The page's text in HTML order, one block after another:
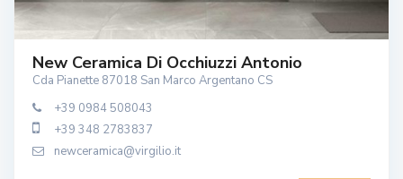
New Ceramica Di Occhiuzzi Antonio
Cda Pianette 87018 San Marco Argentano CS
+39 0984 508043
+39 348 2783837
newceramica@virgilio.it